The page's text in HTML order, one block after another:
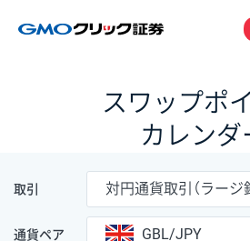
スワップポ
カレンダ
取引 対円通貨取引（ラージ
通貨ペア GBL/JPY